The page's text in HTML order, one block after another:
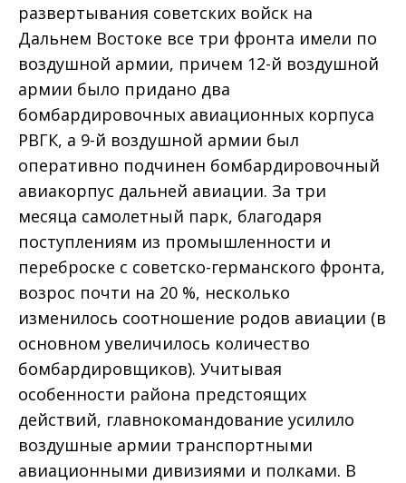
развертывания советских войск на
Дальнем Востоке все три фронта имели по
воздушной армии, причем 12-й воздушной
армии было придано два
бомбардировочных авиационных корпуса
РВГК, а 9-й воздушной армии был
оперативно подчинен бомбардировочный
авиакорпус дальней авиации. За три
месяца самолетный парк, благодаря
поступлениям из промышленности и
переброске с советско-германского фронта,
возрос почти на 20 %, несколько
изменилось соотношение родов авиации (в
основном увеличилось количество
бомбардировщиков). Учитывая
особенности района предстоящих
действий, главнокомандование усилило
воздушные армии транспортными
авиационными дивизиями и полками. В